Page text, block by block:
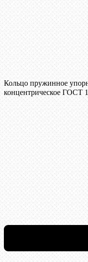
Кольцо пружинное
концентрическое ГОСТ